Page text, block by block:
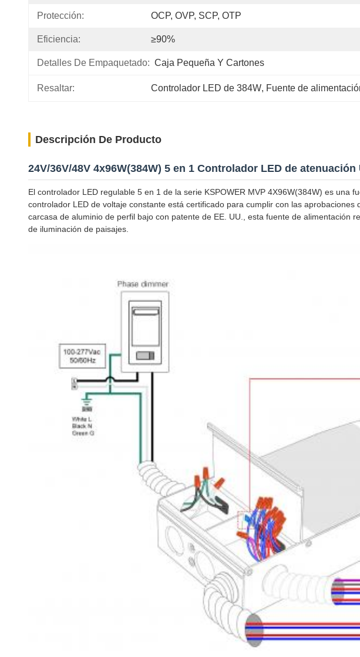
Protección: OCP, OVP, SCP, OTP
Eficiencia: ≥90%
Detalles De Empaquetado: Caja Pequeña Y Cartones
Resaltar: Controlador LED de 384W, Fuente de
Descripción De Producto
24V/36V/48V 4x96W(384W) 5 en 1 Controlador LED de atenuación
El controlador LED regulable 5 en 1 de la serie KSPOWER MVP 4X96W(384W) es
controlador LED de voltaje constante está certificado para cumplir con las
carcasa de aluminio de perfil bajo con patente de EE. UU., esta fuente de alimentación
de iluminación de paisajes.